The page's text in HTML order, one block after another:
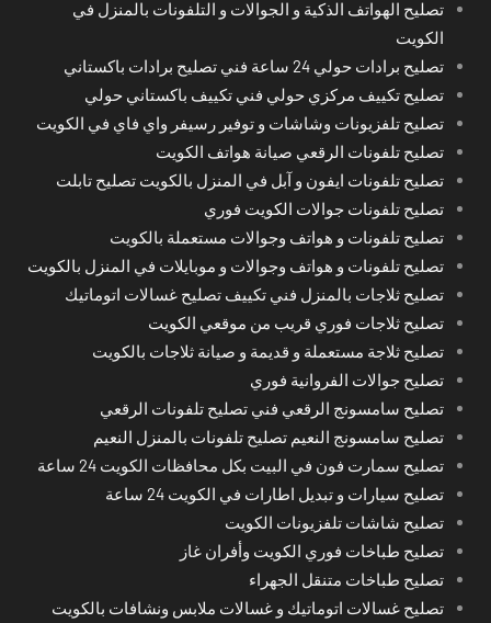
تصليح الهواتف الذكية و الجوالات و التلفونات بالمنزل في
الكويت
تصليح برادات حولي 24 ساعة فني تصليح برادات باكستاني
تصليح تكييف مركزي حولي فني تكييف باكستاني حولي
تصليح تلفزيونات وشاشات و توفير رسيفر واي فاي في الكويت
تصليح تلفونات الرقعي صيانة هواتف الكويت
تصليح تلفونات ايفون و آبل في المنزل بالكويت تصليح تابلت
تصليح تلفونات جوالات الكويت فوري
تصليح تلفونات و هواتف وجوالات مستعملة بالكويت
تصليح تلفونات و هواتف وجوالات و موبايلات في المنزل بالكويت
تصليح ثلاجات بالمنزل فني تكييف تصليح غسالات اتوماتيك
تصليح ثلاجات فوري قريب من موقعي الكويت
تصليح ثلاجة مستعملة و قديمة و صيانة ثلاجات بالكويت
تصليح جوالات الفروانية فوري
تصليح سامسونج الرقعي فني تصليح تلفونات الرقعي
تصليح سامسونج النعيم تصليح تلفونات بالمنزل النعيم
تصليح سمارت فون في البيت بكل محافظات الكويت 24 ساعة
تصليح سيارات و تبديل اطارات في الكويت 24 ساعة
تصليح شاشات تلفزيونات الكويت
تصليح طباخات فوري الكويت وأفران غاز
تصليح طباخات متنقل الجهراء
تصليح غسالات اتوماتيك و غسالات ملابس ونشافات بالكويت